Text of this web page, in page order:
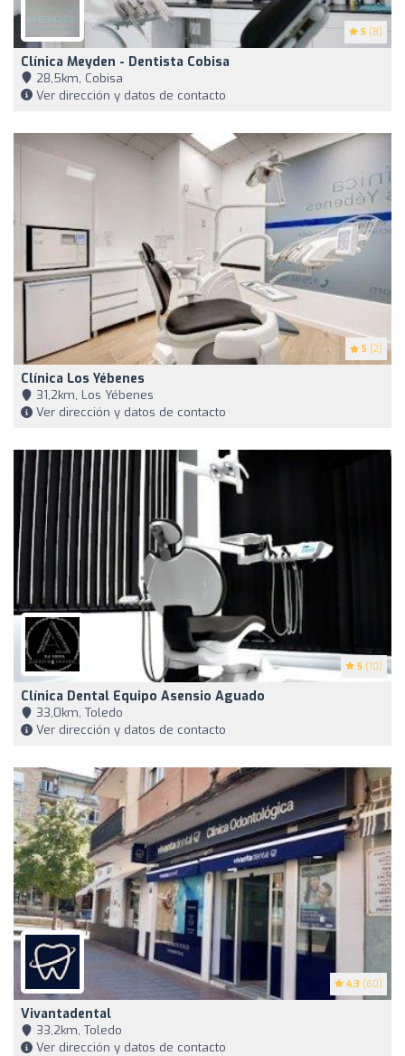
5 (8)
Clínica Meyden - Dentista Cobisa
28,5km, Cobisa
Ver dirección y datos de contacto
5 (2)
Clínica Los Yébenes
31,2km, Los Yébenes
Ver dirección y datos de contacto
5 (10)
Clínica Dental Equipo Asensio Aguado
33,0km, Toledo
Ver dirección y datos de contacto
4.3 (60)
Vivantadental
33,2km, Toledo
Ver dirección y datos de contacto